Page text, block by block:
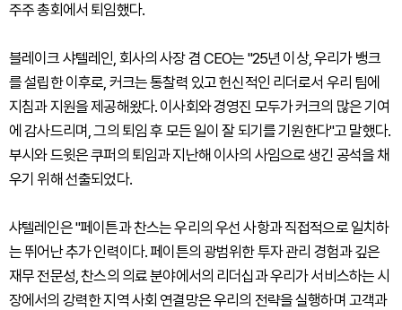
주주 총회에서 퇴임했다.
블레이크 샤텔레인, 회사의 사장 겸 CEO는 "25년 이상, 우리가 뱅크
를 설립한 이후로, 커크는 통찰력 있고 헌신적인 리더로서 우리 팀에
지침과 지원을 제공해왔다. 이사회와 경영진 모두가 커크의 많은 기여
에 감사드리며, 그의 퇴임 후 모든 일이 잘 되기를 기원한다"고 말했다.
부시와 드윗은 쿠퍼의 퇴임과 지난해 이사의 사임으로 생긴 공석을 채
우기 위해 선출되었다.
샤텔레인은 "페이튼과 찬스는 우리의 우선 사항과 직접적으로 일치하
는 뛰어난 추가 인력이다. 페이튼의 광범위한 투자 관리 경험과 깊은
재무 전문성, 찬스의 의료 분야에서의 리더십과 우리가 서비스하는 시
장에서의 강력한 지역 사회 연결망은 우리의 전략을 실행하며 고객과